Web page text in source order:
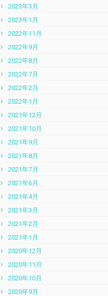
2023年3月
2023年1月
2022年11月
2022年9月
2022年8月
2022年7月
2022年2月
2022年1月
2021年12月
2021年10月
2021年9月
2021年8月
2021年7月
2021年6月
2021年4月
2021年3月
2021年2月
2021年1月
2020年12月
2020年11月
2020年10月
2020年9月